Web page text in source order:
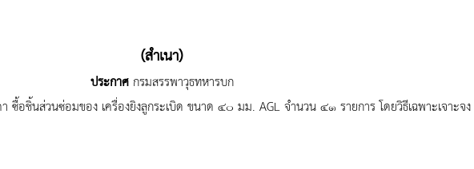
(สำเนา)
ประกาศกรมสรรพาวุธทหารบก
ซื้อชิ้นส่วนซ่อมของ เครื่องยิงลูกระเบิด ขนาด ๔๐ มม. AGL จำนวน ๔๑ รายการ โดยวิธีเฉพาะเจาะจง